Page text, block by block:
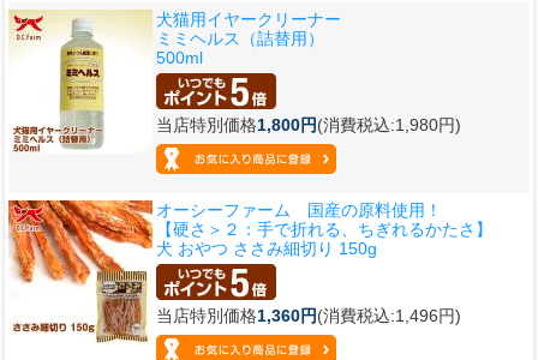
犬猫用イヤークリーナー
ミミヘルス（詰替用）
500ml
当店特別価格1,800円(消費税込:1,980円)
オーシーファーム 国産の原料使用！
【硬さ＞２：手で折れる、ちぎれるかたさ】
犬 おやつ ささみ細切り 150g
当店特別価格1,360円(消費税込:1,496円)